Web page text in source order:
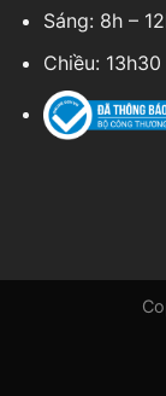
Sáng: 8h –
Chiều: 13h30